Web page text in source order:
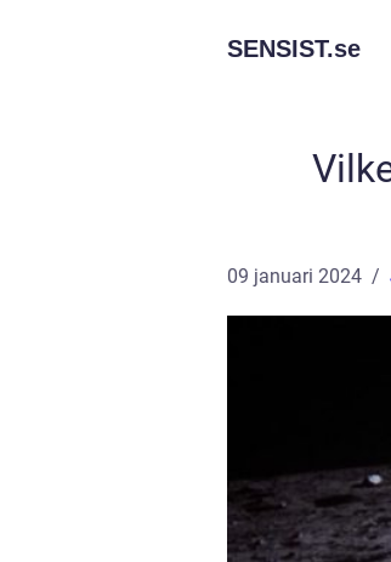
SENSIST.se
09 januari 2024